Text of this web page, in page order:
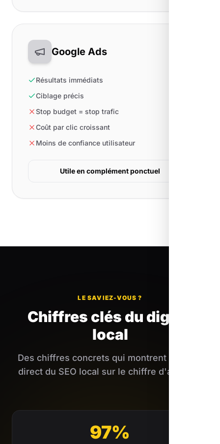
Google Ads
Résultats immédiats
Ciblage précis
Stop budget = stop trafic
Coût par clic croissant
Moins de confiance utilisateur
Utile en complément ponctuel
LE SAVIEZ-VOUS ?
Chiffres clés du digital
local
Des chiffres concrets qui montrent l'impact
direct du SEO local sur le chiffre d'affaires.
97%